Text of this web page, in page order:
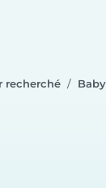
recherché